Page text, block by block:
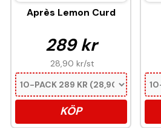
Après Lemon Curd
289 kr
28,90 kr/st
KÖP